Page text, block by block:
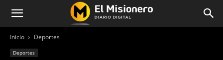
Inicio Deportes
Deportes